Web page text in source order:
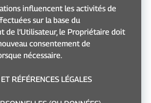
influencent les activités de
sur la base du
de l’Utilisateur, le Propriétaire doit
consentement de
nécessaire.
RÉFÉRENCES LÉGALES